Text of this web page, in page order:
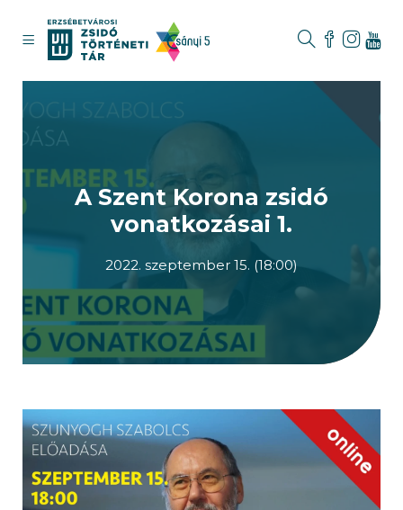
A Szent Korona zsidó
vonatkozásai 1.
2022. szeptember 15. (18:00)